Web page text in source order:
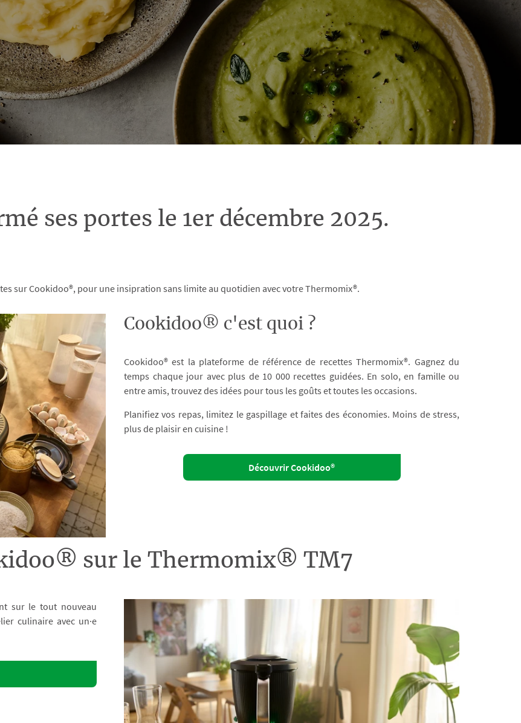
ses portes le 1er décembre 2025.
sur Cookidoo®, pour une insipration sans limite au quotidien avec votre Thermomix®.
Cookidoo® c'est quoi ?
Cookidoo® est la plateforme de référence de recettes Thermomix®. Gagnez du
temps chaque jour avec plus de 10 000 recettes guidées. En solo, en famille ou
entre amis, trouvez des idées pour tous les goûts et toutes les occasions.
Planifiez vos repas, limitez le gaspillage et faites des économies. Moins de stress,
plus de plaisir en cuisine !
Découvrir Cookidoo®
sur le Thermomix® TM7
sur le tout nouveau
culinaire avec un·e